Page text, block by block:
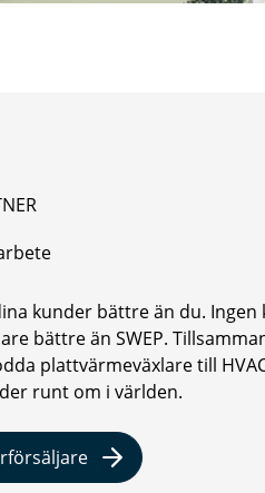
kunder bättre än du. Ingen
bättre än SWEP.
plattvärmeväxlare till
runt om i världen.